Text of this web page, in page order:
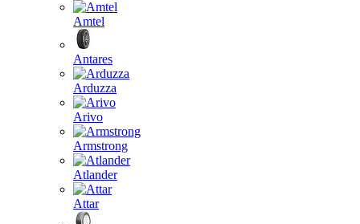
Amtel
Antares
Arduzza
Arivo
Armstrong
Atlander
Attar